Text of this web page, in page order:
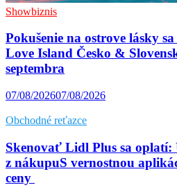
Showbiznis
Pokušenie na ostrove lásky
Love Island Česko &
septembra
07/08/202607/08/2026
Obchodné reťazce
Skenovať Lidl Plus sa oplatí:
z nákupuS vernostnou
ceny